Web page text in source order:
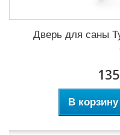
Дверь для саны
В корзину